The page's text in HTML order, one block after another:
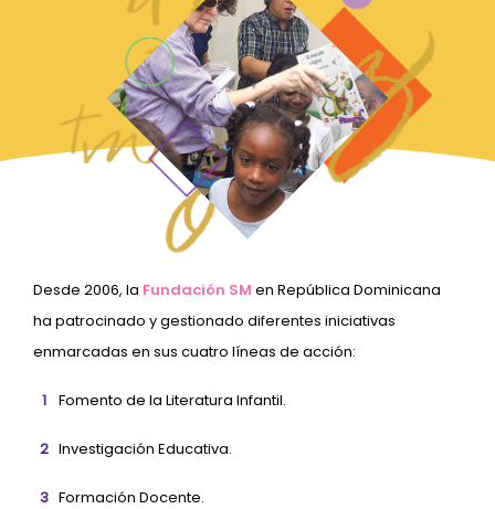
Desde 2006, la Fundación SM en República Dominicana
ha patrocinado y gestionado diferentes iniciativas
enmarcadas en sus cuatro líneas de acción:
Fomento de la Literatura Infantil.
Investigación Educativa.
Formación Docente.